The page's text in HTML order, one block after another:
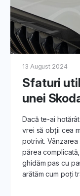
13 August 2024
Sfaturi
unei
Dacă te-ai
vrei să obții cea
potrivit.
părea
ghidăm pas cu
arătăm cum poți